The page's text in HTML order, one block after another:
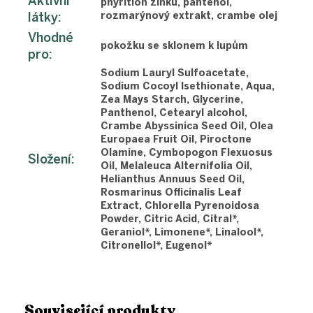
látky:
phyrition zinku, pantenol,
rozmarýnový extrakt, crambe olej
Vhodné
pro:
pokožku se sklonem k lupům
Složení:
Sodium Lauryl Sulfoacetate,
Sodium Cocoyl Isethionate, Aqua,
Zea Mays Starch, Glycerine,
Panthenol, Cetearyl alcohol,
Crambe Abyssinica Seed Oil, Olea
Europaea Fruit Oil, Piroctone
Olamine, Cymbopogon Flexuosus
Oil, Melaleuca Alternifolia Oil,
Helianthus Annuus Seed Oil,
Rosmarinus Officinalis Leaf
Extract, Chlorella Pyrenoidosa
Powder, Citric Acid, Citral*,
Geraniol*, Limonene*, Linalool*,
Citronellol*, Eugenol*